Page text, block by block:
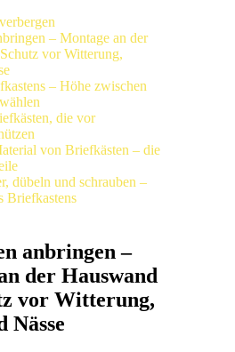
verbergen
– Montage an der
vor Witterung,
– Höhe zwischen
die vor
von Briefkästen – die
dübeln und schrauben –
Briefkastens
anbringen –
der Hauswand
vor Witterung,
Nässe